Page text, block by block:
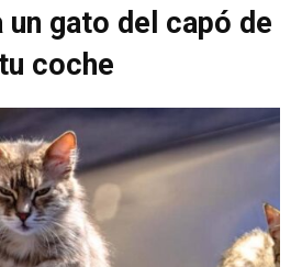
un gato del capó de
tu coche